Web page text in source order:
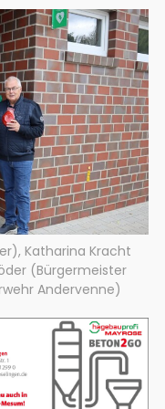
Katharina Kracht
(Bürgermeister
Andervenne)